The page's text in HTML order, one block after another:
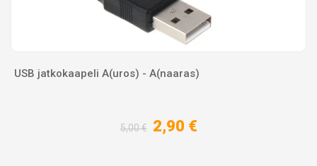
USB jatkokaapeli A(uros) - A(naaras)
5,00 € 2,90 €